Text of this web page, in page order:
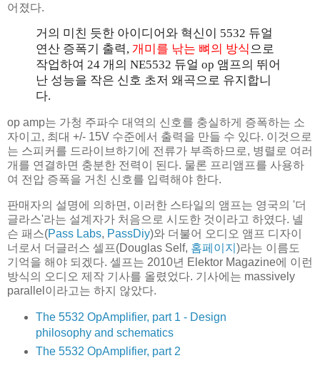
어졌다.
거의 미친 듯한 아이디어와 혁신이 5532 듀얼
연산 증폭기 출력, 개미를 낚는 뼈의 방식으로
작업하여 24 개의 NE5532 듀얼 op 앰프의 뛰어
난 성능을 작은 신호 초저 왜곡으로 유지합니
다.
op amp는 가청 주파수 대역의 신호를 충실하게 증폭하는 소
자이고, 최대 +/- 15V 수준에서 출력을 만들 수 있다. 이것으로
는 스피커를 드라이브하기에 전류가 부족하므로, 병렬로 여러
개를 연결하면 충분한 전력이 된다. 물론 프리앰프를 사용하
여 전압 증폭을 거친 신호를 입력해야 한다.
판매자의 설명에 의하면, 이러한 스타일의 앰프는 영국의 '더
글라스'라는 설계자가 처음으로 시도한 것이라고 하였다. 넬
슨 패스(Pass Labs, PassDiy)와 더불어 오디오 앰프 디자이
너로서 더글러스 셀프(Douglas Self, 홈페이지 )라는 이름도
기억을 해야 되겠다. 셀프는 2010년 Elektor Magazine에 이런
방식의 오디오 제작 기사를 올렸었다. 기사에는 massively
parallel이라고는 하지 않았다.
The 5532 OpAmplifier, part 1 - Design
philosophy and schematics
The 5532 OpAmplifier, part 2